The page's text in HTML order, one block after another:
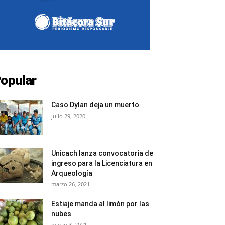
Caso Dylan deja un muerto
julio 29, 2020
Unicach lanza convocatoria de
ingreso para la Licenciatura en
Arqueología
marzo 26, 2021
Estiaje manda al limón por las
nubes